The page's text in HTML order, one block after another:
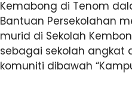
Kemabong di Tenom
Bantuan Persekolahan
murid di Sekolah
sebagai sekolah angkat
komuniti dibawah